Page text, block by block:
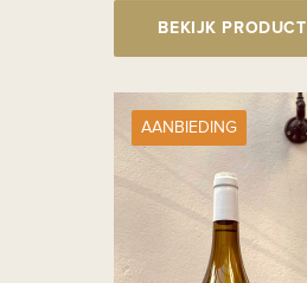
BEKIJK PRODUCT
AANBIEDING